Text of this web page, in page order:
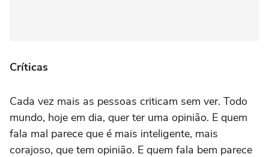
Críticas
Cada vez mais as pessoas criticam sem ver. Todo
mundo, hoje em dia, quer ter uma opinião. E quem
fala mal parece que é mais inteligente, mais
corajoso, que tem opinião. E quem fala bem parece